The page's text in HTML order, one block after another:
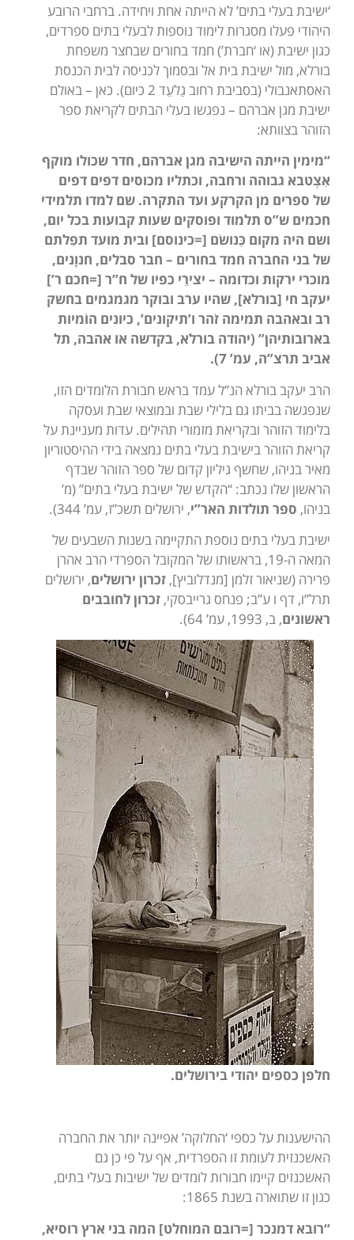
‘ישיבת בעלי בתים’ לא הייתה אחת ויחידה. ברחבי הרובע
היהודי פעלו מסגרות לימוד נוספות לבעלי בתים ספרדים,
כגון ישיבת (או ‘חברת’) חמד בחורים שבחצר משפחת
בורלא, מול ישיבת בית אל ובסמוך לכניסה לבית הכנסת
האסתאנבולי (בסביבת רחוב גַלעֵד 2 כיום). כאן – באולם
ישיבת מגן אברהם – נפגשו בעלי הבתים לקריאת ספר
הזוהר בצוותא:
“מימין הייתה הישיבה מגן אברהם, חדר שכולו מוקף
אִצְטבא גבוהה ורחבה, וכתליו מכוסים דפים דפים
של ספרים מן הקרקע ועד התקרה. שם למדו תלמידי
חכמים ש”ס תלמוד ופוסקים שעות קבועות בכל יום,
ושם היה מקום כִּנושׂם [=כינוסם] ובית מועד תפִלתם
של בני החברה חמד בחורים – חבר סבלים, חנוָנים,
מוכרי ירקות וכדומה – יצירֵי כפיו של ח”ר [=חכם ר’]
יעקב חי [בורלא], שהיו ערב ובוקר מגמגמים בחשק
רב ובאהבה תמימה זֹהר ו’תיקונים’, כיונים הוֹמיות
בארובותיהן” (יהודה בורלא, בקדשה או אהבה, תל
אביב תרצ”ה, עמ’ 7).
הרב יעקב בורלא הנ”ל עמד בראש חבורת הלומדים הזו,
שנפגשה בביתו גם בלילי שבת ובמוצאי שבת ועסקה
בלימוד הזוהר ובקריאת מזמורי תהילים. עדות מעניינת על
קריאת הזוהר בישיבת בעלי בתים נמצאה בידי ההיסטוריון
מאיר בניהו, שחשף גיליון קדום של ספר הזוהר שבדף
הראשון שלו נכתב: “הקדש של ישיבת בעלי בתים” (מ’
בניהו, ספר תולדות האר”י, ירושלים תשכ”ז, עמ’ 344).
ישיבת בעלי בתים נוספת התקיימה בשנות השבעים של
המאה ה-19, בראשותו של המקובל הספרדי הרב אהרן
פרירה (שניאור זלמן [מנדלוביץ], זכרון ירושלים, ירושלים
תרל”ו, דף ו ע”ב; פנחס גרייבסקי, זכרון לחובבים
ראשונים, ב, 1993, עמ’ 64).
חלפן כספים יהודי בירושלים.
ההישענות על כספי ‘החלוקה’ אפיינה יותר את החברה
האשכנזית לעומת זו הספרדית, אף על פי כן גם
האשכנזים קיימו חבורות לומדים של ישיבות בעלי בתים,
כגון זו שתוארה בשנת 1865:
“רובא דמנכר [=רובם המוחלט] המה בני ארץ רוסיא,